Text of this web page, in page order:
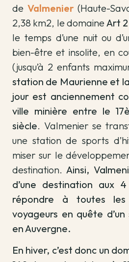
de Valmenier (Haute-
2,38 km2, le domaineArt
le temps d’une nuit ou
bien-être et insolite, en
(jusqu’à 2 enfants
station de Maurienne et
jour est anciennement
ville minière entre le
siècle. Valmenier se
une station de sports
miser sur le
destination. Ainsi,
d’une destination aux
répondre à toutes les
voyageurs en quête
en Auvergne.
En hiver, c’est donc un